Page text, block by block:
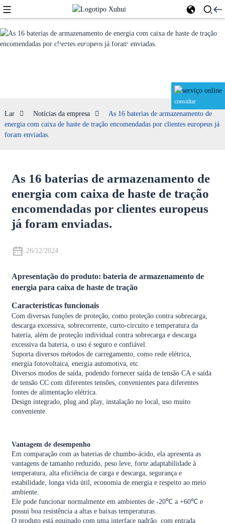
consultar
Notícias da
Lar Notícias da empresa
As 16 baterias de armazenamento de
energia com caixa de haste de tração encomendadas por clientes europeus já
foram enviadas.
As 16 baterias de armazenamento de
energia com caixa de haste de tração
encomendadas por clientes europeus
já foram enviadas.
26/12/2024
Apresentação do produto: bateria de armazenamento de
energia para caixa de haste de tração
Características funcionais
Com diversas funções de proteção, como proteção contra sobrecarga,
descarga excessiva, sobrecorrente, curto-circuito e temperatura da
bateria, além de proteção individual contra sobrecarga e descarga
excessiva da bateria, o uso é seguro e confiável.
Suporta diversos métodos de carregamento, como rede elétrica,
energia fotovoltaica, energia automotiva, etc.
Diversos modos de saída, podendo fornecer saída de tensão CA e saída
de tensão CC com diferentes tensões, convenientes para diferentes
fontes de alimentação elétrica.
Design integrado, plug and play, instalação no local, uso muito
conveniente.
Vantagem de desempenho
Em comparação com as baterias de chumbo-ácido, ela apresenta as
vantagens de tamanho reduzido, peso leve, forte adaptabilidade à
temperatura, alta eficiência de carga e descarga, segurança e
estabilidade, longa vida útil, economia de energia e respeito ao meio
ambiente.
Ele pode funcionar normalmente em ambientes de -20℃ a +60℃ e
possui boa resistência a altas e baixas temperaturas.
O produto está equipado com uma interface padrão, com entrada